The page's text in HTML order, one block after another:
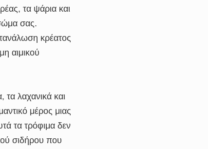
τα ψάρια και
σας.
κρέατος
αιμικού
λαχανικά και
μέρος μιας
τα τρόφιμα δεν
σιδήρου που